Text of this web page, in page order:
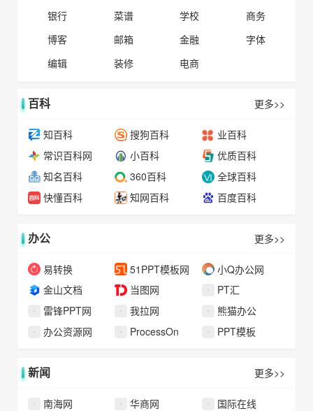
银行
菜谱 学校
商务
博客
邮箱 金融
字体
编辑
装修 电商
百科 更多>>
知百科 搜狗百科
业百科
常识百科网
小百科
优质百科
知名百科
360百科
全球百科
快懂百科
知网百科 百度百科
办公 更多>>
易转换 51PPT模板网
小Q办公网
金山文档
当图网
PT汇
雷锋PPT网
我拉网
熊猫办公
办公资源网
ProcessOn PPT模板
新闻 更多>>
南海网 华商网
国际在线